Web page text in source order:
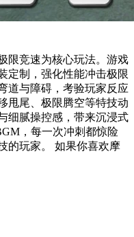
限竞速为核心玩法。游戏
定制，强化性能冲击极限
道与障碍，考验玩家反应
甩尾、极限腾空等特技动
细腻操控感，带来沉浸式
，每一次冲刺都惊险
的玩家。 如果你喜欢摩